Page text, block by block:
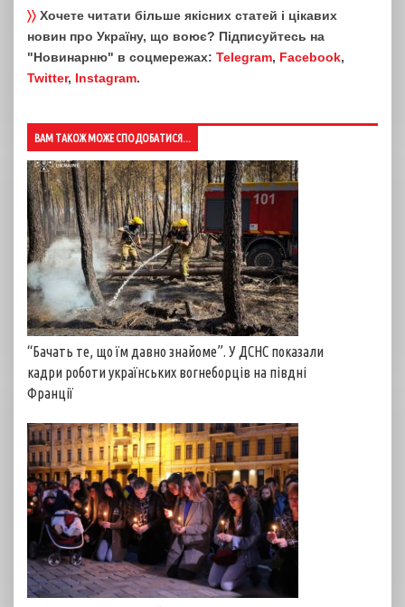
〉〉 Хочете читати більше якісних статей і цікавих
новин про Україну, що воює? Підписуйтесь на
"Новинарню" в соцмережах: Telegram, Facebook,
Twitter, Instagram.
ВАМ ТАКОЖ МОЖЕ СПОДОБАТИСЯ...
“Бачать те, що їм давно знайоме”. У ДСНС показали
кадри роботи українських вогнеборців на півдні
Франції